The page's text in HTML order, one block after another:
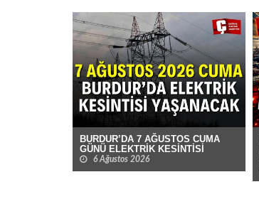
BURDUR’DA 7 AĞUSTOS CUMA
GÜNÜ ELEKTRİK KESİNTİSİ
6 Ağustos 2026